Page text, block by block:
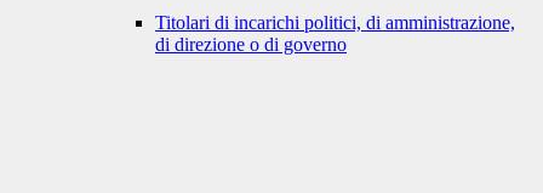
Titolari di incarichi politici, di amministrazione,
di direzione o di governo